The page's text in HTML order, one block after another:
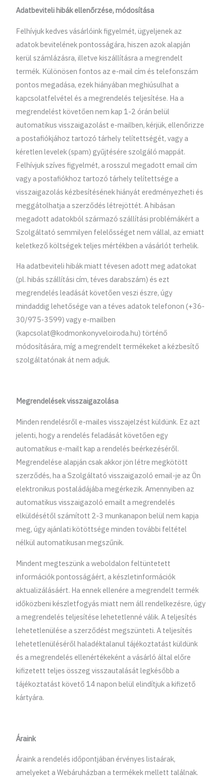
Adatbeviteli hibák ellenőrzése, módosítása
Felhívjuk kedves vásárlóink figyelmét, ügyeljenek az
adatok bevitelének pontosságára, hiszen azok alapján
kerül számlázásra, illetve kiszállításra a megrendelt
termék. Különösen fontos az e-mail cím és telefonszám
pontos megadása, ezek hiányában meghiúsulhat a
kapcsolatfelvétel és a megrendelés teljesítése. Ha a
megrendelést követően nem kap 1-2 órán belül
automatikus visszaigazolást e-mailben, kérjük, ellenőrizze
a postafiókjához tartozó tárhely telítettségét, vagy a
kéretlen levelek (spam) gyűjtésére szolgáló mappát.
Felhívjuk szíves figyelmét, a rosszul megadott email cím
vagy a postafiókhoz tartozó tárhely telítettsége a
visszaigazolás kézbesítésének hiányát eredményezheti és
meggátolhatja a szerződés létrejöttét. A hibásan
megadott adatokból származó szállítási problémákért a
Szolgáltató semmilyen felelősséget nem vállal, az emiatt
keletkező költségek teljes mértékben a vásárlót terhelik.
Ha adatbeviteli hibák miatt tévesen adott meg adatokat
(pl. hibás szállítási cím, téves darabszám) és ezt
megrendelés leadását követően veszi észre, úgy
mindaddig lehetősége van a téves adatok telefonon (+36-
30/975-3599) vagy e-mailben
(kapcsolat@kodmonkonyveloiroda.hu) történő
módosítására, míg a megrendelt termékeket a kézbesítő
szolgáltatónak át nem adjuk.
Megrendelések visszaigazolása
Minden rendelésről e-mailes visszajelzést küldünk. Ez azt
jelenti, hogy a rendelés feladását követően egy
automatikus e-mailt kap a rendelés beérkezéséről.
Megrendelése alapján csak akkor jön létre megkötött
szerződés, ha a Szolgáltató visszaigazoló email-je az Ön
elektronikus postaládájába megérkezik. Amennyiben az
automatikus visszaigazoló emailt a megrendelés
elküldésétől számított 2-3 munkanapon belül nem kapja
meg, úgy ajánlati kötöttsége minden további feltétel
nélkül automatikusan megszűnik.
Mindent megteszünk a weboldalon feltüntetett
információk pontosságáért, a készletinformációk
aktualizálásáért. Ha ennek ellenére a megrendelt termék
időközbeni készletfogyás miatt nem áll rendelkezésre, úgy
a megrendelés teljesítése lehetetlenné válik. A teljesítés
lehetetlenülése a szerződést megszünteti. A teljesítés
lehetetlenüléséről haladéktalanul tájékoztatást küldünk
és a megrendelés ellenértékeként a vásárló által előre
kifizetett teljes összeg visszautalását legkésőbb a
tájékoztatást követő 14 napon belül elindítjuk a kifizető
kártyára.
Áraink
Áraink a rendelés időpontjában érvényes listaárak,
amelyeket a Webáruházban a termékek mellett találnak.